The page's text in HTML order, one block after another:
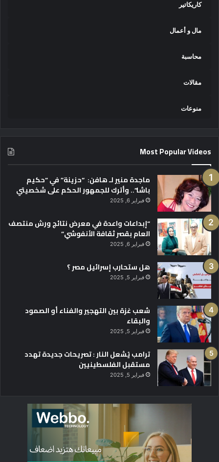
كاريكاتير
مال و أعمال
محاسبة
مقالات
منوعات
Most Popular Videos
ماجدة منير لـ هافن: “حزينة” في “حكيم
باشا”.. وأترك للجمهور الحكم على شخصيتي
فبراير 6, 2025
“إبداعات واعدة في معرض نتائج ورش منتصف
العام بقصر ثقافة الأنفوشي”
فبراير 6, 2025
هل ستحارب إسرائيل مصر ؟
فبراير 5, 2025
شعب غزة بين التهجير والفناء أو الصمود
والبقاء
فبراير 5, 2025
ترامب يُشعل النار : تصريحات جديدة تهدد
مستقبل الفلسطينيين
فبراير 5, 2025